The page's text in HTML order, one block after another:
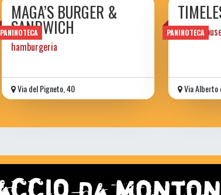
PANINOTECA
MAGA’S BURGER &
SANDWICH
hamburgeria
Via del Pigneto, 40
PANINOTECA
public
Via Alberto